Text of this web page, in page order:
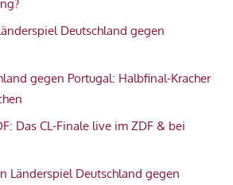
Deutschland gegen
gegen Portugal: Halbfinal-Kracher
Das CL-Finale live im ZDF & bei
Länderspiel Deutschland gegen